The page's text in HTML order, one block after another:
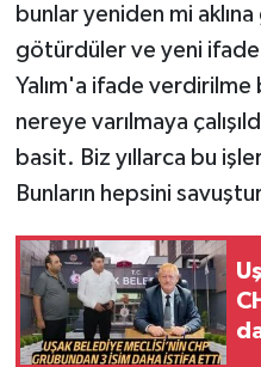
bunlar yeniden mi
götürdüler ve yeni
Yalım'a ifade verdirilme
nereye varılmaya
basit. Biz yıllarca bu
Bunların hepsini